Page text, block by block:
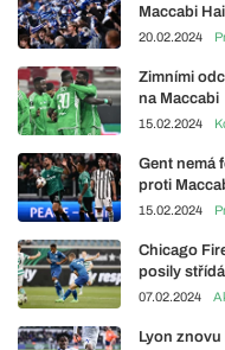
Maccabi
20.02.2024
Zimními
na Maccabi
15.02.2024
Gent nemá
proti
15.02.2024
Chicago
posily
07.02.2024
Lyon